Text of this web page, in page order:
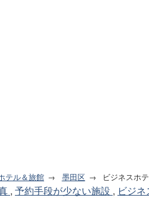
テル＆旅館 墨田区 ビジネスホ
, 予約手段が少ない施設 , ビジ